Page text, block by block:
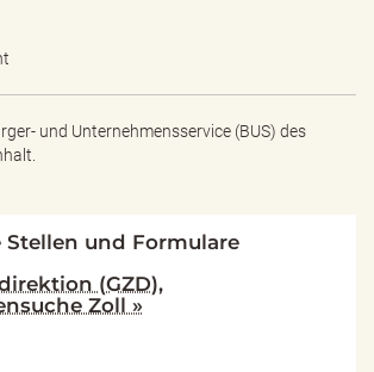
und Unternehmensservice (BUS) des
Stellen und Formulare
(GZD),
Zoll »